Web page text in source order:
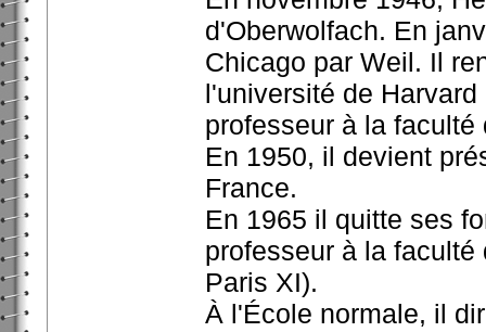
d'Oberwolfach. En
Chicago par Weil. Il
l'université de
professeur à la
En 1950, il devient
France.
En 1965 il quitte ses
professeur à la
Paris XI).
À l'École normale, il